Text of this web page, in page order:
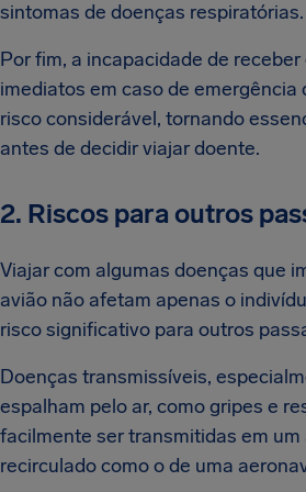
sintomas de doenças respiratórias.
Por fim, a incapacidade de
imediatos em caso de emergência
risco considerável, tornando
antes de decidir viajar doente.
2. Riscos para outros
Viajar com algumas doenças que
avião não afetam apenas o
risco significativo para outros
Doenças transmissíveis,
espalham pelo ar, como gripes e
facilmente ser transmitidas em
recirculado como o de uma